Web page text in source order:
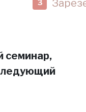
3
семинар,